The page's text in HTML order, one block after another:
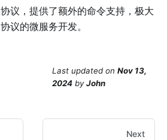
协议，提供了额外的命令支持，极大
协议的微服务开发。
Last updated on Nov 13,
2024 byJohn
Next